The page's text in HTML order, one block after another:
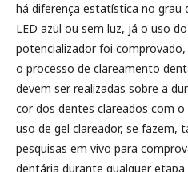
há diferença estatística no grau
LED azul ou sem luz, já o uso
potencializador foi
o processo de clareamento
devem ser realizadas sobre a
cor dos dentes clareados com
uso de gel clareador, se fazem,
pesquisas em vivo para
dentária durante qualquer